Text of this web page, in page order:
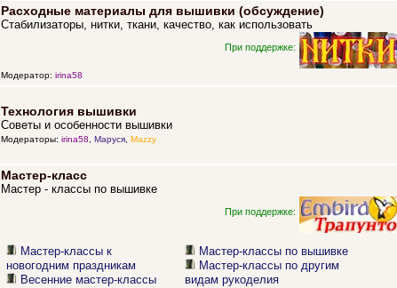
Расходные материалы для вышивки (обсуждение)
Стабилизаторы, нитки, ткани, качество, как использовать
При поддержке:
Модератор: irina58
Технология вышивки
Советы и особенности вышивки
Модераторы: irina58, Маруся, Mazzy
Мастер-класс
Мастер - классы по вышивке
При поддержке:
Мастер-классы к
новогодним праздникам
Весенние мастер-классы
Мастер-классы по вышивке
Мастер-классы по другим
видам рукоделия